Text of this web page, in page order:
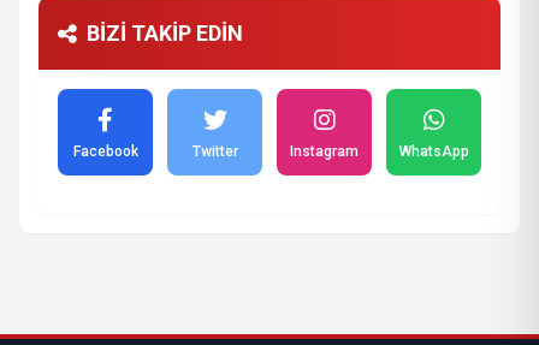
BİZİ TAKİP EDİN
Facebook Twitter Instagram WhatsApp